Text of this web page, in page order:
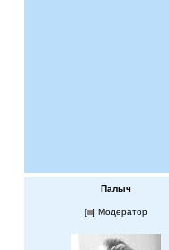
Палыч
[ ] Модератор